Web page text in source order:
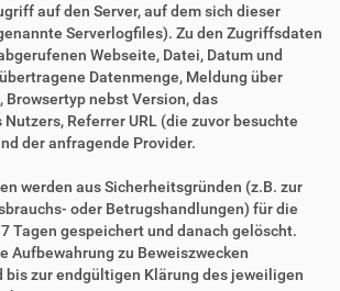
auf den Server, auf dem sich dieser
Serverlogfiles). Zu den Zugriffsdaten
Webseite, Datei, Datum und
Datenmenge, Meldung über
nebst Version, das
Referrer URL (die zuvor besuchte
der anfragende Provider.
werden aus Sicherheitsgründen (z.B. zur
oder Betrugshandlungen) für die
Tagen gespeichert und danach gelöscht.
Aufbewahrung zu Beweiszwecken
zur endgültigen Klärung des jeweiligen